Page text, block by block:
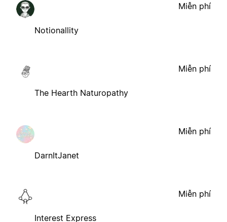
Notionallity
Miễn phí
The Hearth Naturopathy
Miễn phí
DarnItJanet
Miễn phí
Interest Express
Miễn phí